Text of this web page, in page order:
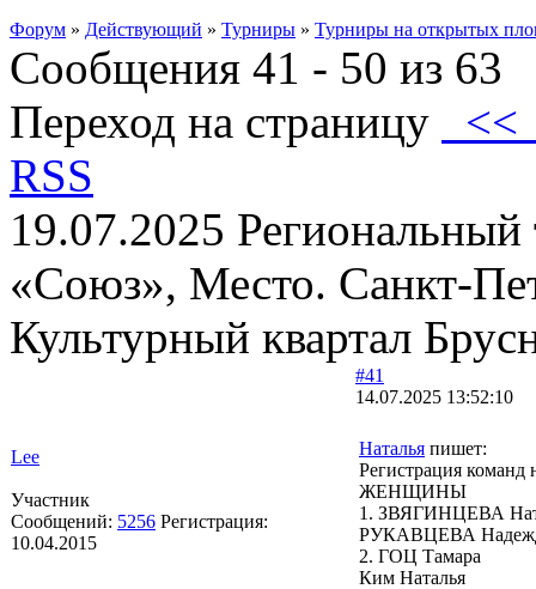
Форум » Действующий » Турниры » Турниры на открытых
Сообщения 41 - 50 из 63
Переход на страницу
RSS
19.07.2025
«Союз», Место. Санкт-
Культурный квартал
Lee
Участник
Сообщений: 5256 Регистрация:
10.04.2015
#41
14.07.2025 13:52:10
Наталья пишет:
Регистрация
ЖЕНЩИНЫ
1. ЗВЯГИНЦЕВА
РУКАВЦЕВА
2. ГОЦ Тамара
Ким Наталья